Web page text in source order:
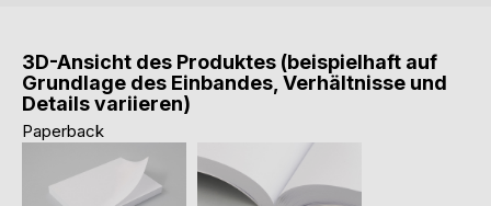
3D-Ansicht des Produktes (beispielhaft auf
Grundlage des Einbandes, Verhältnisse und
Details variieren)
Paperback